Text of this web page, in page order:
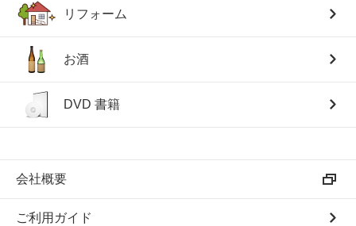
リフォーム
お酒
DVD 書籍
会社概要
ご利用ガイド